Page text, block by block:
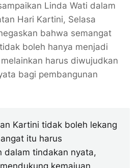
Linda Wati dalam
Hari Kartini, Selasa
bahwa semangat
boleh hanya menjadi
harus diwujudkan
bagi pembangunan
Kartini tidak boleh lekang
itu harus
dalam tindakan nyata,